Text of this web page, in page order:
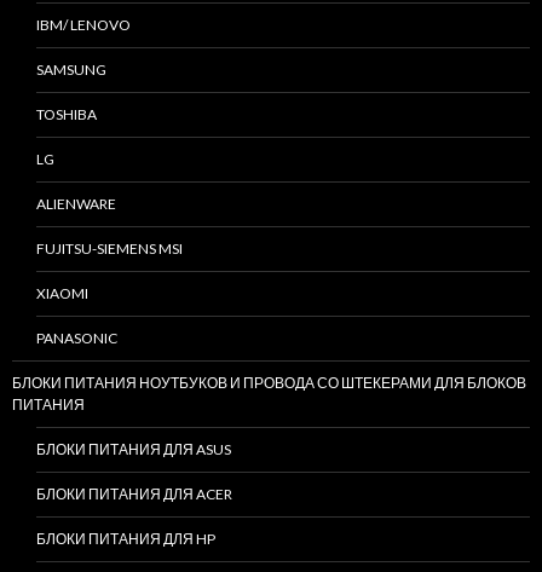
IBM/ LENOVO
SAMSUNG
TOSHIBA
LG
ALIENWARE
FUJITSU-SIEMENS MSI
XIAOMI
PANASONIC
БЛОКИ ПИТАНИЯ НОУТБУКОВ И ПРОВОДА СО ШТЕКЕРАМИ ДЛЯ БЛОКОВ
ПИТАНИЯ
БЛОКИ ПИТАНИЯ ДЛЯ ASUS
БЛОКИ ПИТАНИЯ ДЛЯ ACER
БЛОКИ ПИТАНИЯ ДЛЯ HP